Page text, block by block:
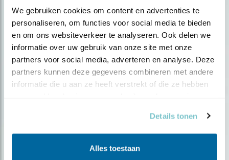
We gebruiken cookies om content en advertenties te
personaliseren, om functies voor social media te bieden
en om ons websiteverkeer te analyseren. Ook delen we
informatie over uw gebruik van onze site met onze
partners voor social media, adverteren en analyse. Deze
partners kunnen deze gegevens combineren met andere
informatie die u aan ze heeft verstrekt of die ze hebben
Details tonen
Alles toestaan